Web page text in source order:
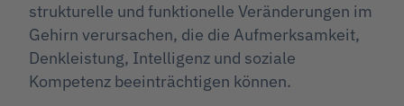
strukturelle und funktionelle Veränderungen im
Gehirn verursachen, die die Aufmerksamkeit,
Denkleistung, Intelligenz und soziale
Kompetenz beeinträchtigen können.